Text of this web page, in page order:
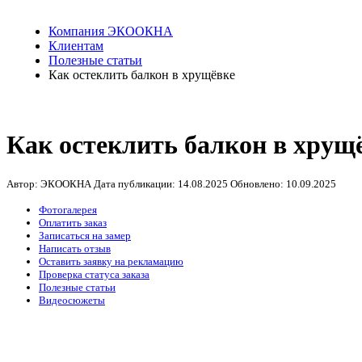
Компания ЭКООКНА
Клиентам
Полезные статьи
Как остеклить балкон в хрущёвке
Как остеклить балкон в
Автор: ЭКООКНА Дата публикации: 14.08.2025 Обновлено: 10.09.2025
Фотогалерея
Оплатить заказ
Записаться на замер
Написать отзыв
Оставить заявку на рекламацию
Проверка статуса заказа
Полезные статьи
Видеосюжеты